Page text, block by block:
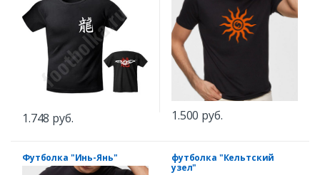
1.748 руб. 1.500 руб.
Футболка "Инь-Янь"
футболка "Кельтский
узел"